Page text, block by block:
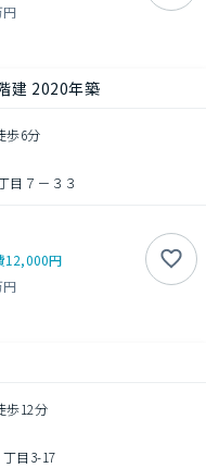
円
建 2020年築
歩6分
目７－３３
12,000円
円
歩12分
目3-17